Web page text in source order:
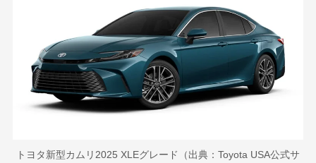
トヨタ新型カムリ2025 XLEグレード（出典：Toyota USA公式サ